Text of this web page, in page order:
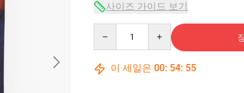
사이즈 가이드 보기
이 세일은 00: 54: 54